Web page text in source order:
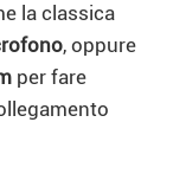
la classica
, oppure
per fare